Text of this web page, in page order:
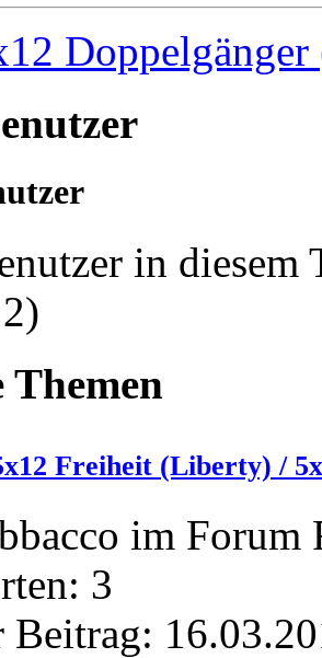
Doppelgänger
in diesem
Freiheit (Liberty) /
im Forum
3
Beitrag: